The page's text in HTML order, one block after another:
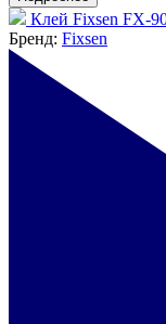
Клей Fixsen FX-
Бренд: Fixsen